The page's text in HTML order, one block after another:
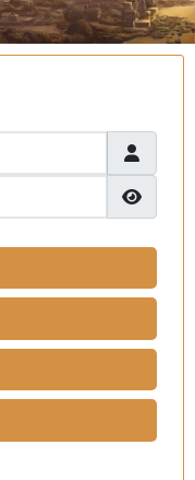
顯示密碼